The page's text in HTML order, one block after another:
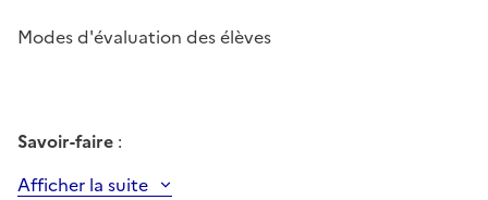
Modes d'évaluation des élèves
Savoir-faire :
Afficher la suite